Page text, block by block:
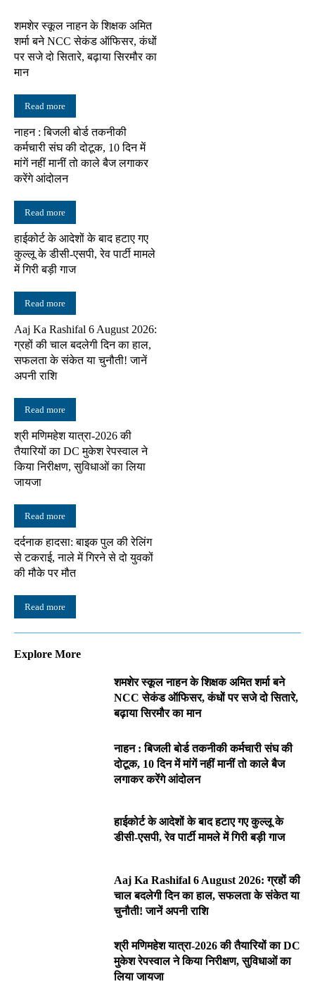
शमशेर स्कूल नाहन के शिक्षक अमित
शर्मा बने NCC सेकंड ऑफिसर, कंधों
पर सजे दो सितारे, बढ़ाया सिरमौर का
मान
Read more
नाहन : बिजली बोर्ड तकनीकी
कर्मचारी संघ की दोटूक, 10 दिन में
मांगें नहीं मानीं तो काले बैज लगाकर
करेंगे आंदोलन
Read more
हाईकोर्ट के आदेशों के बाद हटाए गए
कुल्लू के डीसी-एसपी, रेव पार्टी मामले
में गिरी बड़ी गाज
Read more
Aaj Ka Rashifal 6 August 2026:
ग्रहों की चाल बदलेगी दिन का हाल,
सफलता के संकेत या चुनौती! जानें
अपनी राशि
Read more
श्री मणिमहेश यात्रा-2026 की
तैयारियों का DC मुकेश रेपस्वाल ने
किया निरीक्षण, सुविधाओं का लिया
जायजा
Read more
दर्दनाक हादसा: बाइक पुल की रेलिंग
से टकराई, नाले में गिरने से दो युवकों
की मौके पर मौत
Read more
Explore More
शमशेर स्कूल नाहन के शिक्षक अमित शर्मा बने
NCC सेकंड ऑफिसर, कंधों पर सजे दो सितारे,
बढ़ाया सिरमौर का मान
नाहन : बिजली बोर्ड तकनीकी कर्मचारी संघ की
दोटूक, 10 दिन में मांगें नहीं मानीं तो काले बैज
लगाकर करेंगे आंदोलन
हाईकोर्ट के आदेशों के बाद हटाए गए कुल्लू के
डीसी-एसपी, रेव पार्टी मामले में गिरी बड़ी गाज
Aaj Ka Rashifal 6 August 2026: ग्रहों की
चाल बदलेगी दिन का हाल, सफलता के संकेत या
चुनौती! जानें अपनी राशि
श्री मणिमहेश यात्रा-2026 की तैयारियों का DC
मुकेश रेपस्वाल ने किया निरीक्षण, सुविधाओं का
लिया जायजा